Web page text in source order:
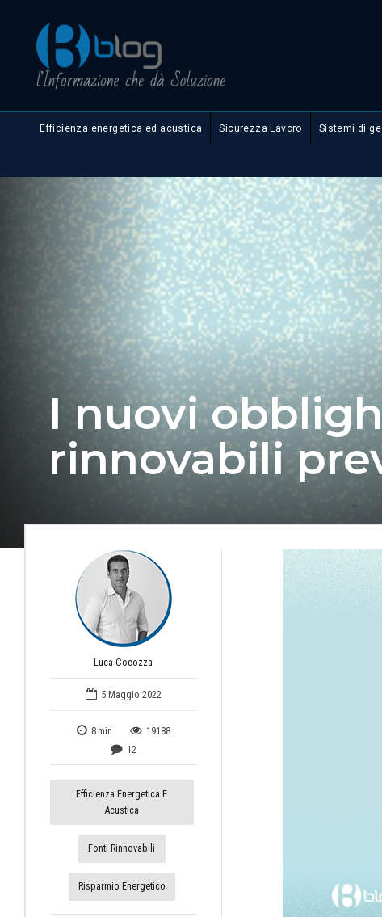
Efficienza energetica ed acustica Sicurezza Lavoro Sistemi di
I nuovi
rinnovabili
Luca Cocozza
5 Maggio 2022
8 min
19188
12
Efficienza Energetica E
Acustica
Fonti Rinnovabili
Risparmio Energetico